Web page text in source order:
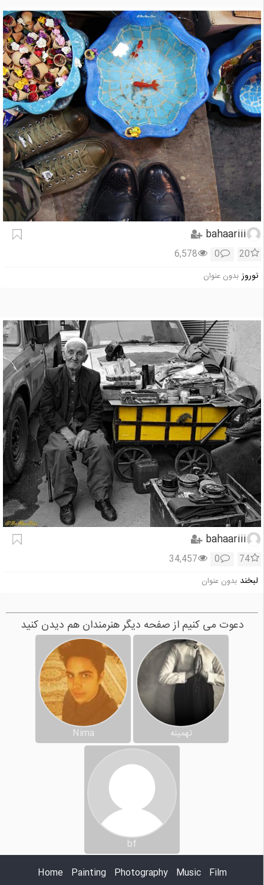
bahaariii
20
0
6,578
نوروز بدون عنوان
bahaariii
74
0
34,457
لبخند بدون عنوان
دعوت می کنیم از صفحه دیگر هنرمندان هم دیدن کنید
تهمینه Nima
bf
Home
Painting Photography Music
Film